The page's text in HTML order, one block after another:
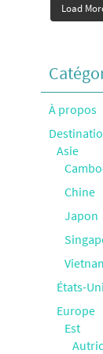
Load
À propos
Asie
Chine
Japon
États-
Europe
Est